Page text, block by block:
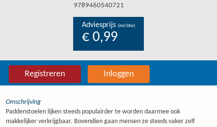
9789460540721
Adviesprijs (incl btw)
€ 0,99
Registreren Inloggen
Omschrijving
Paddenstoelen lijken steeds populairder te worden daarmee ook
makkelijker verkrijgbaar. Bovendien gaan mensen ze steeds vaker zelf